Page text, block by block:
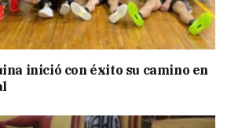
inició con éxito su camino en